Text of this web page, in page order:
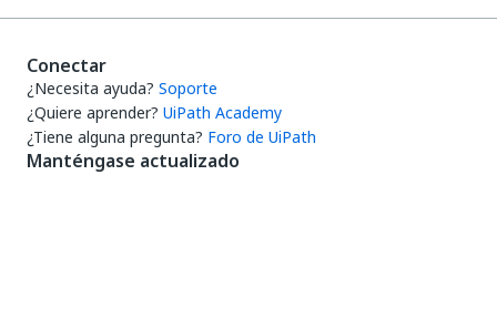
Conectar
¿Necesita ayuda? Soporte
¿Quiere aprender? UiPath Academy
¿Tiene alguna pregunta? Foro de UiPath
Manténgase actualizado